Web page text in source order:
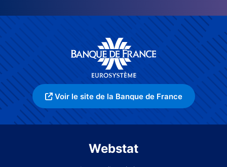
Voir le site de la Banque de France
Webstat